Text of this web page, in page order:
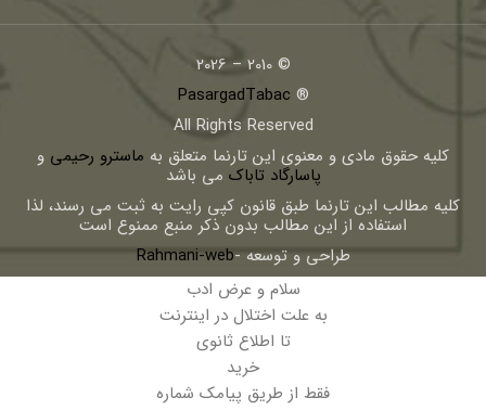
© 2010 – 2026
®
PasargadTabac
All Rights Reserved
كليه حقوق مادی و معنوی اين تارنما متعلق به ماسترو رحیمی و
پاسارگاد تاباک می باشد
کلیه مطالب این تارنما طبق قانون کپی رایت به ثبت می رسند، لذا
استفاده از این مطالب بدون ذکر منبع ممنوع است
طراحی و توسعه -Rahmani-web
سلام و عرض ادب
به علت اختلال در اینترنت
تا اطلاع ثانوی
خرید
فقط از طریق پیامک شماره